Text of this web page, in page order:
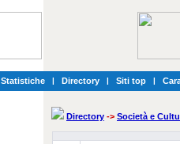
Statistiche | Directory | Siti top |
Directory -> Società e